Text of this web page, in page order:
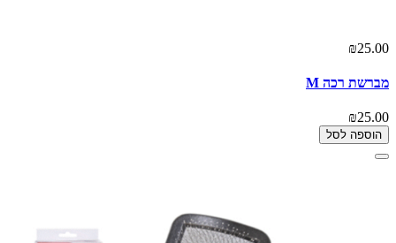
₪25.00
מברשת רכה M
₪25.00
הוספה לסל